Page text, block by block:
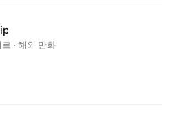
해외 만화